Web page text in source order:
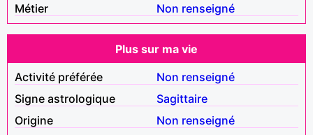
Métier
Non renseigné
Plus sur ma vie
Activité préférée
Non renseigné
Signe astrologique
Sagittaire
Origine
Non renseigné